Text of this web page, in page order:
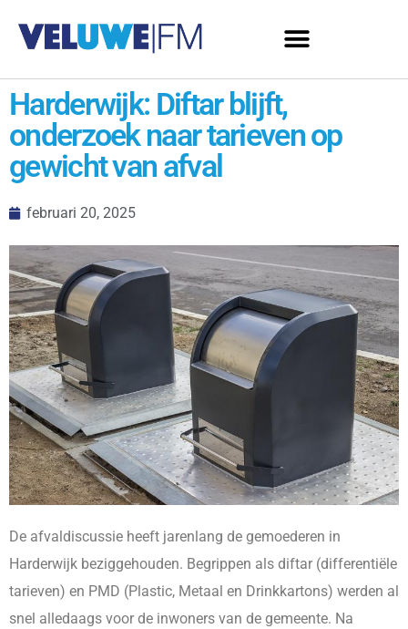
Harderwijk: Diftar blijft,
onderzoek naar tarieven op
gewicht van afval
februari 20, 2025
De afvaldiscussie heeft jarenlang de gemoederen in
Harderwijk beziggehouden. Begrippen als diftar (differentiële
tarieven) en PMD (Plastic, Metaal en Drinkkartons) werden al
snel alledaags voor de inwoners van de gemeente. Na